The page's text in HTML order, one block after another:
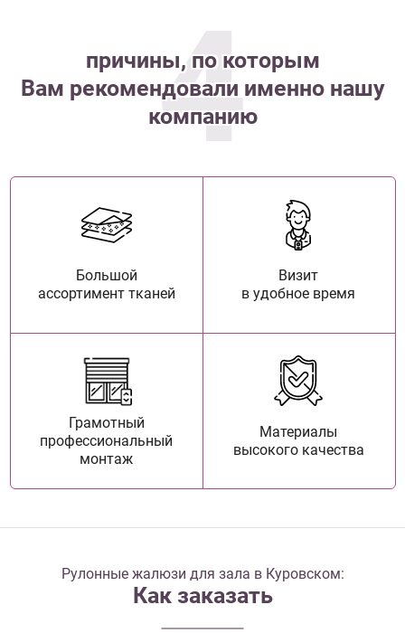
4
причины, по которым
Вам рекомендовали именно нашу
компанию
Большой
ассортимент тканей
Визит
в удобное время
Грамотный
профессиональный
монтаж
Материалы
высокого качества
Рулонные жалюзи для зала в Куровском:
Как заказать